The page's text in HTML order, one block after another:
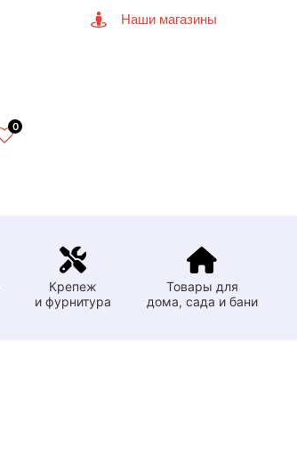
Наши магазины
0
Крепеж
и фурнитура
Товары для
дома, сада и бани